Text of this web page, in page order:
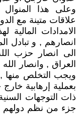
وعلى هذا المنوال
علاقات متينة مع
الامدادات
انصارهم , و تبادل
الى انصار حزب
العراق , وانصار
ويجب التخلص منها
بعملية إرهابية
ذات التوجهات
جزء من نظم دولهم ,